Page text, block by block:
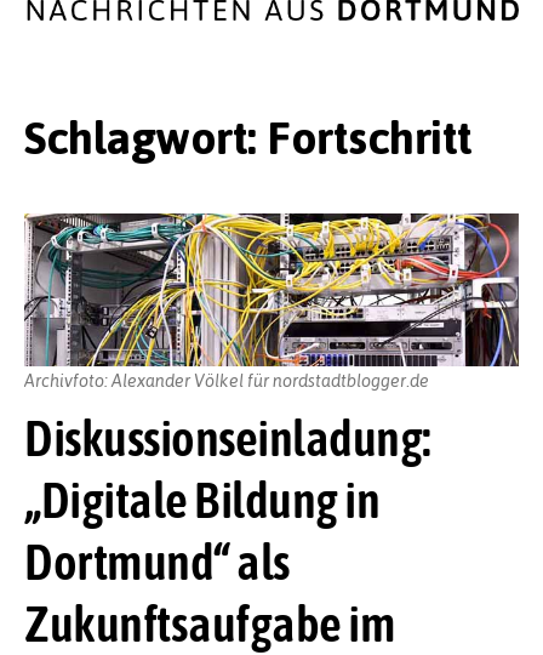
Schlagwort: Fortschritt
Diskussionseinladung:
„Digitale Bildung in
Dortmund“ als
Zukunftsaufgabe im
Archivfoto: Alexander Völkel für nordstadtblogger.de